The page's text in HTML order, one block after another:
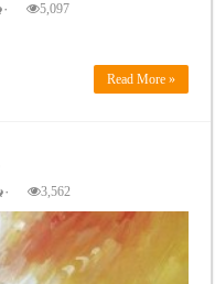
۰ 5,097
Read More »
۰ 3,562